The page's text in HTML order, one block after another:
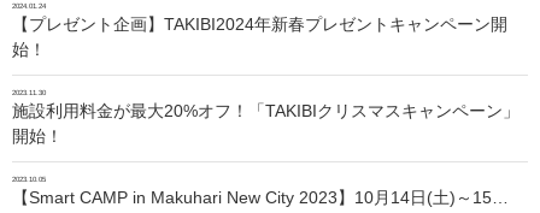
2024.01.24
【プレゼント企画】TAKIBI2024年新春プレゼントキャンペーン開
始！
2023.11.30
施設利用料金が最大20%オフ！「TAKIBIクリスマスキャンペーン」
開始！
2023.10.05
【Smart CAMP in Makuhari New City 2023】10月14日(土)～15…